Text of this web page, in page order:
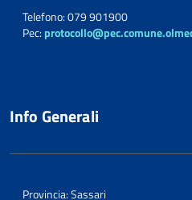
Telefono: 079 901900
Pec:
Info Generali
Provincia: Sassari